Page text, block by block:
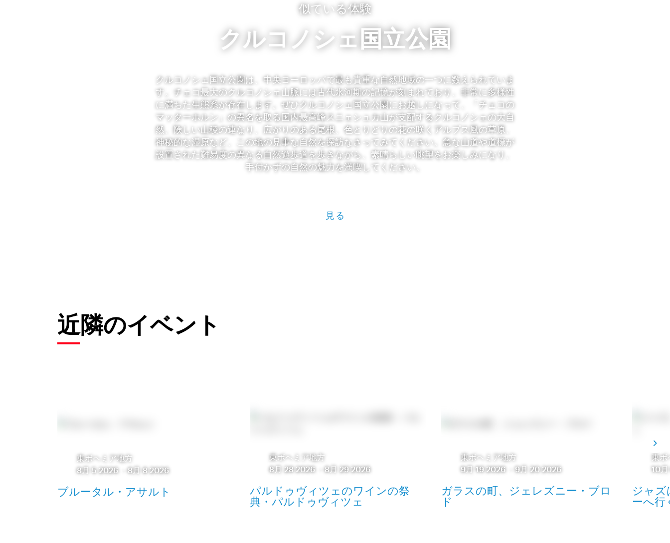
似ている体験
クルコノシェ国立公園
クルコノシェ国立公園は、中央ヨーロッパで最も貴重な自然地域の一つに数えられていま
す。チェコ最大のクルコノシェ山脈には古代氷河期の記憶が刻まれており、非常に多様性
に満ちた生態系が存在します。ぜひクルコノシェ国立公園にお越しになって、「チェコの
マッターホルン」の異名を取る国内最高峰スニェシュカ山が支配するクルコノシェの大自
然、険しい山稜の連なり、広がりのある尾根、色とりどりの花の咲くアルプス風の草原、
神秘的な湿原など、この地の見事な自然を探訪なさってみてください。急な山道や道標が
設置された難易度の異なる自然遊歩道を歩きながら、素晴らしい眺望をお楽しみになり、
手付かずの自然の魅力を満喫してください。
見る
近隣のイベント
東ボヘミア地方
8月 5 2026
-8月 8 2026
ブルータル・アサルト
東ボヘミア地方
8月 28 2026
-8月 29 2026
パルドゥヴィツェのワインの祭
典・パルドゥヴィツェ
東ボヘミア地方
9月 19 2026
9月 20 2026
ガラスの町、ジェレズニー・ブロ
ド
東ボ
10
ジャ
ーへ行